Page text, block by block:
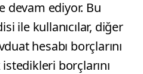
devam ediyor. Bu
ile kullanıcılar, diğer
hesabı borçlarını
borçlarını